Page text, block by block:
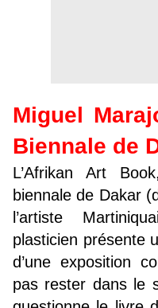
Miguel
Biennale de
L’Afrikan Art
biennale de Dakar
l’artiste
plasticien présente
d’une exposition
pas rester dans le